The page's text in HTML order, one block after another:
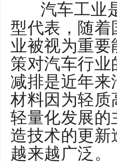
汽车工业
型代表，随着
业被视为重
策对汽车行
减排是近年
材料因为轻质
轻量化发展的
造技术的更
越来越广泛。